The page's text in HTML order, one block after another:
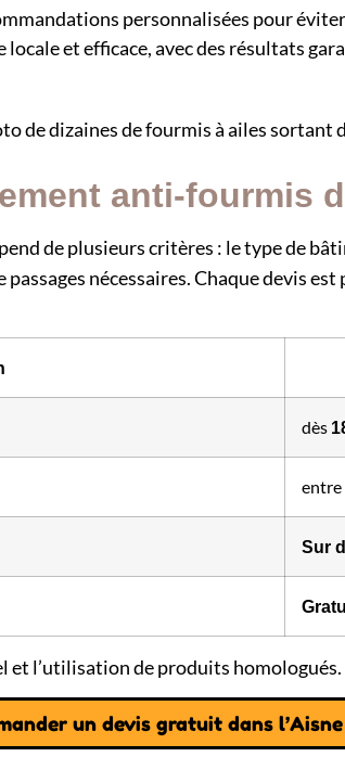
personnalisées pour
locale et efficace, avec des résultats
anti-fourmis
de plusieurs critères : le type de
nécessaires. Chaque devis
dès
entre
Sur
et l’utilisation de produits homologués.
un devis gratuit dans